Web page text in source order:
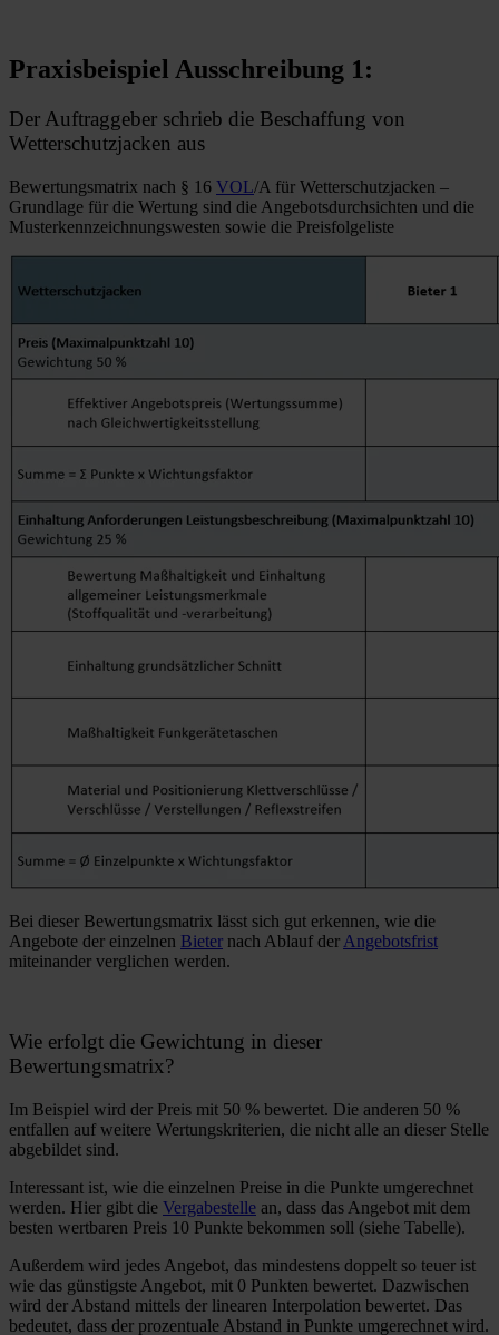
Praxisbeispiel Ausschreibung 1:
Der Auftraggeber schrieb die Beschaffung von
Wetterschutzjacken aus
Bewertungsmatrix nach § 16 VOL/A für Wetterschutzjacken –
Grundlage für die Wertung sind die Angebotsdurchsichten und die
Musterkennzeichnungswesten sowie die Preisfolgeliste
Bei dieser Bewertungsmatrix lässt sich gut erkennen, wie die
Angebote der einzelnen Bieter nach Ablauf der Angebotsfrist
miteinander verglichen werden.
Wie erfolgt die Gewichtung in dieser
Bewertungsmatrix?
Im Beispiel wird der Preis mit 50 % bewertet. Die anderen 50 %
entfallen auf weitere Wertungskriterien, die nicht alle an dieser Stelle
abgebildet sind.
Interessant ist, wie die einzelnen Preise in die Punkte umgerechnet
werden. Hier gibt die Vergabestelle an, dass das Angebot mit dem
besten wertbaren Preis 10 Punkte bekommen soll (siehe Tabelle).
Außerdem wird jedes Angebot, das mindestens doppelt so teuer ist
wie das günstigste Angebot, mit 0 Punkten bewertet. Dazwischen
wird der Abstand mittels der linearen Interpolation bewertet. Das
bedeutet, dass der prozentuale Abstand in Punkte umgerechnet wird.